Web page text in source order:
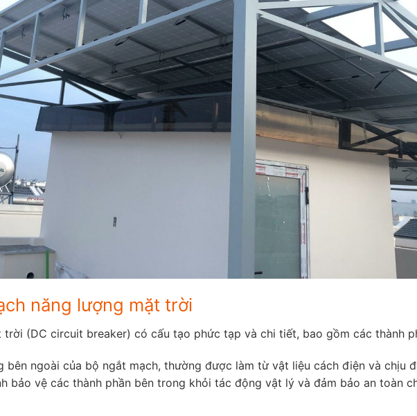
năng lượng mặt trời
trời (DC circuit breaker) có cấu tạo phức tạp và chi tiết, bao gồm các thành
bên ngoài của bộ ngắt mạch, thường được làm từ vật liệu cách điện và chịu
bảo vệ các thành phần bên trong khỏi tác động vật lý và đảm bảo an toàn